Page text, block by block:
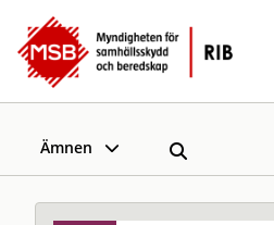
Ämnen